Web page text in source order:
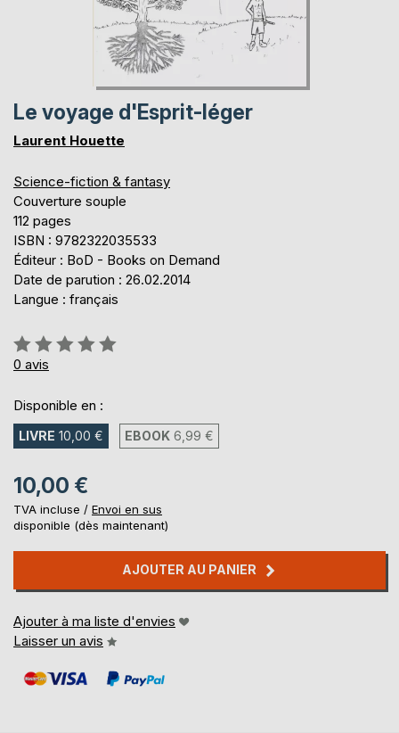
Le voyage d'Esprit-léger
Laurent Houette
Science-fiction & fantasy
Couverture souple
112 pages
ISBN : 9782322035533
Éditeur : BoD - Books on Demand
Date de parution : 26.02.2014
Langue : français
Évaluation:
0%
0 avis
Disponible en :
LIVRE 10,00 € EBOOK 6,99 €
10,00 €
TVA incluse / Envoi en sus
disponible (dès maintenant)
AJOUTER AU PANIER
Ajouter à ma liste d'envies
Laisser un avis